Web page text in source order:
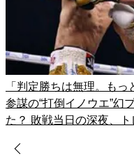
「判定勝ちは無理。も
参謀の“打倒イノウエ”幻
た？ 敗戦当日の深夜、ト